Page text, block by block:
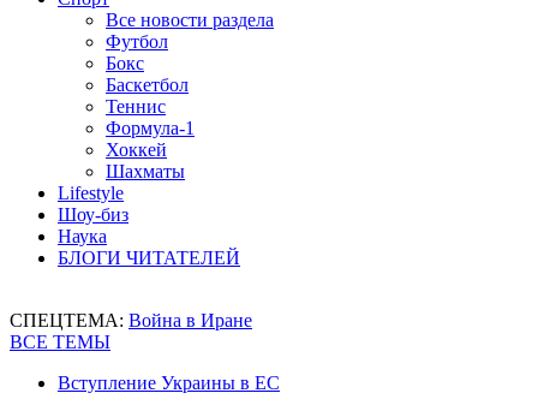
Все новости раздела
Футбол
Бокс
Баскетбол
Теннис
Формула-1
Хоккей
Шахматы
Lifestyle
Шоу-биз
Наука
БЛОГИ ЧИТАТЕЛЕЙ
СПЕЦТЕМА: Война в Иране
ВСЕ ТЕМЫ
Вступление Украины в ЕС